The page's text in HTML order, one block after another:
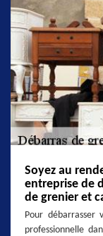
Soyez au
entreprise de
de grenier et
Pour
professionnelle